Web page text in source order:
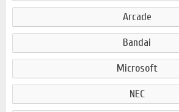
Arcade
Bandai
Microsoft
NEC